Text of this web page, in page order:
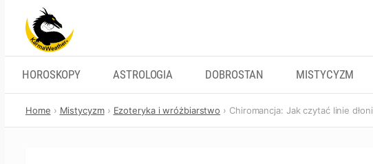
content
HOROSKOPY ASTROLOGIA DOBROSTAN MISTYCYZM
Home Mistycyzm Ezoteryka i wróżbiarstwo Chiromancja: Jak czytać linie dłoni